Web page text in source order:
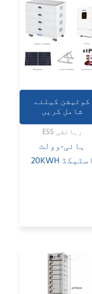
کوٹیشن کیلئے
شامل کریں
رہائشی ESS
ہائی-وولٹ
اسٹیکڈ 20KWH